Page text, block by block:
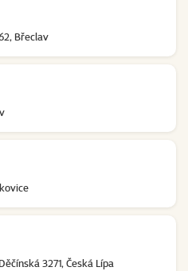
Břeclav
3271, Česká Lípa